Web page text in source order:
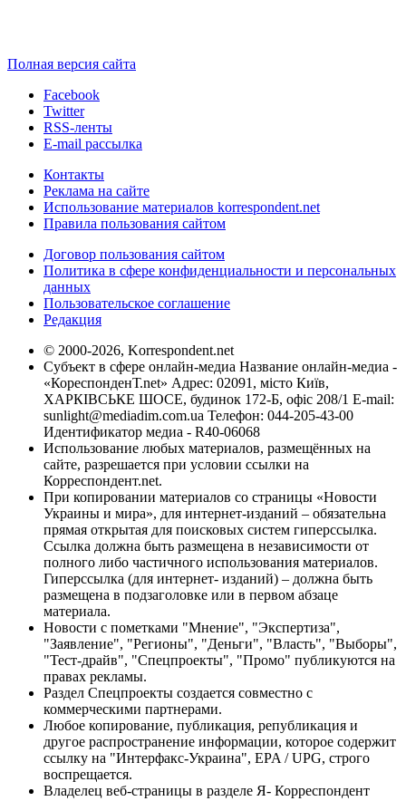
Полная версия сайта
Facebook
Twitter
RSS-ленты
E-mail рассылка
Контакты
Реклама на сайте
Использование материалов korrespondent.net
Правила пользования сайтом
Договор пользования сайтом
Политика в сфере конфиденциальности и персональных
данных
Пользовательское соглашение
Редакция
© 2000-2026, Korrespondent.net
Субъект в сфере онлайн-медиа Название онлайн-медиа -
«КореспонденТ.net» Адрес: 02091, місто Київ,
ХАРКІВСЬКЕ ШОСЕ, будинок 172-Б, офіс 208/1 E-mail:
sunlight@mediadim.com.ua Телефон: 044-205-43-00
Идентификатор медиа - R40-06068
Использование любых материалов, размещённых на
сайте, разрешается при условии ссылки на
Корреспондент.net.
При копировании материалов со страницы «Новости
Украины и мира», для интернет-изданий – обязательна
прямая открытая для поисковых систем гиперссылка.
Ссылка должна быть размещена в независимости от
полного либо частичного использования материалов.
Гиперссылка (для интернет- изданий) – должна быть
размещена в подзаголовке или в первом абзаце
материала.
Новости с пометками "Мнение", "Экспертиза",
"Заявление", "Регионы", "Деньги", "Власть", "Выборы",
"Тест-драйв", "Спецпроекты", "Промо" публикуются на
правах рекламы.
Раздел Спецпроекты создается совместно с
коммерческими партнерами.
Любое копирование, публикация, републикация и
другое распространение информации, которое содержит
ссылку на "Интерфакс-Украина", EPA / UPG, строго
воспрещается.
Владелец веб-страницы в разделе Я- Корреспондент